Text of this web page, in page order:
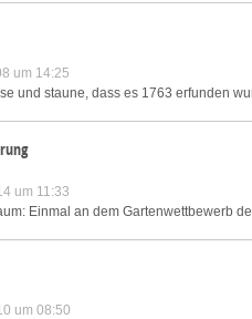
um 14:25
und staune, dass es 1763 erfunden
um 11:33
Einmal an dem Gartenwettbewerb
um 08:50